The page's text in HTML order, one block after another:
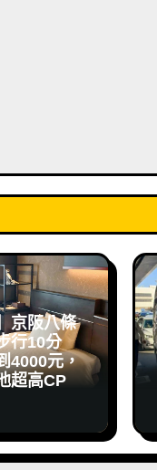
京阪八條
行10分
4000元，
超高CP